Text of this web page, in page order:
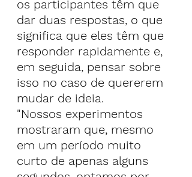
os participantes têm que
dar duas respostas, o que
significa que eles têm que
responder rapidamente e,
em seguida, pensar sobre
isso no caso de quererem
mudar de ideia.
"Nossos experimentos
mostraram que, mesmo
em um período muito
curto de apenas alguns